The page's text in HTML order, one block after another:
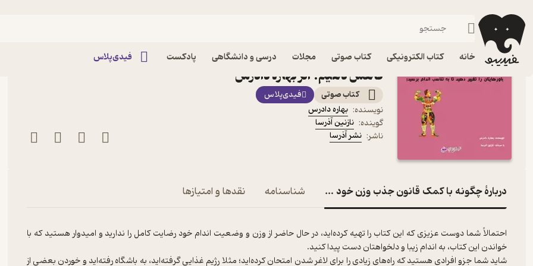
خانه کتاب الکترونیکی کتاب صوتی مجلات درسی و دانشگاهی پادکست فیدی‌پلاس
فیدیبو کتاب صوتی
کتاب صوتی چگونه با کمک قانون جذب وزن خود را
کاهش دهیم؟ اثر بهاره دادرس
کتاب صوتی
فیدی‌پلاس
نویسنده: بهاره دادرس
گوینده: نازنین آذرسا
ناشر: نشر آذرسا
دربارۀ چگونه با کمک قانون جذب وزن خود را کاهش دهیم؟
شناسنامه نقدها و امتیازها
احتمالاً شما دوست عزیزی که این کتاب را تهیه کرده‌اید، در حال حاضر از وزن و وضعیت اندام خود رضایت کامل را ندارید و امیدوار هستید که با
شاید شما جزو افرادی هستید که راه‌های زیادی را برای لاغر شدن امتحان کرده‌اید؛ مثلا رژیم غذایی گرفته‌اید، به باشگاه رفته‌اید و خوردن بعضی از